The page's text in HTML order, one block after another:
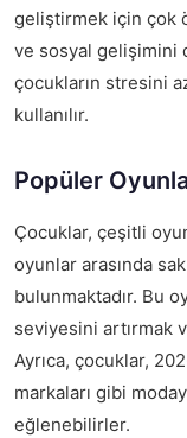
geliştirmek için çok
ve sosyal gelişimini
çocukların stresini
kullanılır.
Popüler
Çocuklar, çeşitli
oyunlar arasında
bulunmaktadır. Bu
seviyesini artırmak
Ayrıca, çocuklar,
markaları gibi
eğlenebilirler.